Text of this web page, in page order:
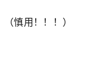
慎用！！！）